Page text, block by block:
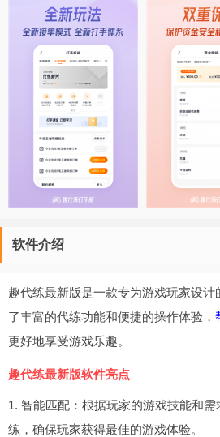
软件介绍
趣代练最新版是一款专为游戏玩家设计
了丰富的代练功能和便捷的操作体验，
更好地享受游戏乐趣。
趣代练最新版软件亮点
1. 智能匹配：根据玩家的游戏技能和
练，确保玩家获得最佳的游戏体验。